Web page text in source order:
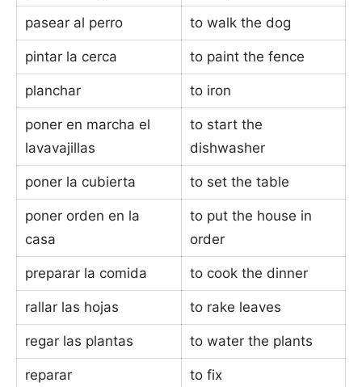
pasear al perro to walk the dog
pintar la cerca to paint the fence
planchar to iron
poner en marcha el
lavavajillas
to start the
dishwasher
poner la cubierta to set the table
poner orden en la
casa
to put the house in
order
preparar la comida to cook the dinner
rallar las hojas to rake leaves
regar las plantas to water the plants
reparar to fix